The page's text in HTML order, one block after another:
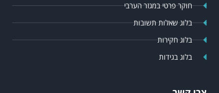
חוקר פרטי במגזר הערבי
בלוג שאלות תשובות
בלוג חקירות
בלוג בגידות